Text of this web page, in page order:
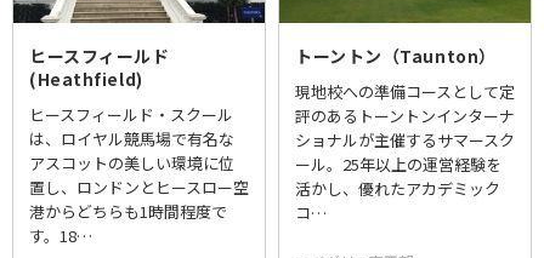
ヒースフィールド
(Heathfield)
ヒースフィールド・スクール
は、ロイヤル競馬場で有名な
アスコットの美しい環境に位
置し、ロンドンとヒースロー空
港からどちらも1時間程度で
す。18…
トーントン（Taunton）
現地校への準備コースとして定
評のあるトーントンインターナ
ショナルが主催するサマースク
ール。25年以上の運営経験を
活かし、優れたアカデミック
コ…